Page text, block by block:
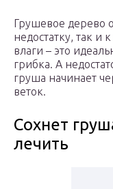
Грушевое дерево
недостатку, так и
влаги – это
грибка. А
груша начинает
веток.
Сохнет
лечить